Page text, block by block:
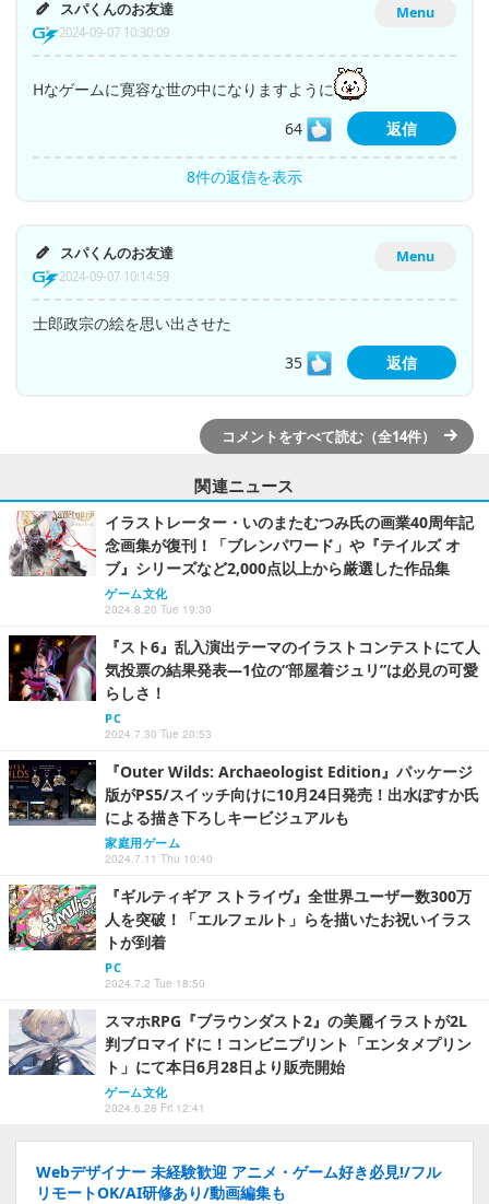
Menu
スパくんのお友達
2024-09-07 10:30:09
Hなゲームに寛容な世の中になりますように
64
返信
8件の返信を表示
Menu
スパくんのお友達
2024-09-07 10:14:59
士郎政宗の絵を思い出させた
35
返信
コメントをすべて読む（全14件）
関連ニュース
イラストレーター・いのまたむつみ氏の画業40周年記
念画集が復刊！「ブレンパワード」や『テイルズ オ
ブ』シリーズなど2,000点以上から厳選した作品集
ゲーム文化
2024.8.20 Tue 19:30
『スト6』乱入演出テーマのイラストコンテストにて人
気投票の結果発表―1位の“部屋着ジュリ”は必見の可愛
らしさ！
PC
2024.7.30 Tue 20:53
『Outer Wilds: Archaeologist Edition』パッケージ
版がPS5/スイッチ向けに10月24日発売！出水ぽすか氏
による描き下ろしキービジュアルも
家庭用ゲーム
2024.7.11 Thu 10:40
『ギルティギア ストライヴ』全世界ユーザー数300万
人を突破！「エルフェルト」らを描いたお祝いイラス
トが到着
PC
2024.7.2 Tue 18:50
スマホRPG『ブラウンダスト2』の美麗イラストが2L
判ブロマイドに！コンビニプリント「エンタメプリン
ト」にて本日6月28日より販売開始
ゲーム文化
2024.6.28 Fri 12:41
Webデザイナー 未経験歓迎 アニメ・ゲーム好き必見!/フル
リモートOK/AI研修あり/動画編集も